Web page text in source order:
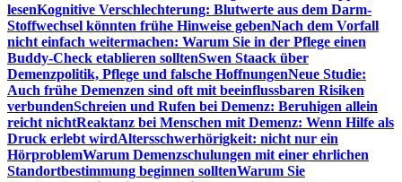
lesenKognitive Verschlechterung: Blutwerte aus dem Darm-
Stoffwechsel könnten frühe Hinweise gebenNach dem Vorfall
nicht einfach weitermachen: Warum Sie in der Pflege einen
Buddy-Check etablieren solltenSwen Staack über
Demenzpolitik, Pflege und falsche HoffnungenNeue Studie:
Auch frühe Demenzen sind oft mit beeinflussbaren Risiken
verbundenSchreien und Rufen bei Demenz: Beruhigen allein
reicht nichtReaktanz bei Menschen mit Demenz: Wenn Hilfe als
Druck erlebt wirdAltersschwerhörigkeit: nicht nur ein
HörproblemWarum Demenzschulungen mit einer ehrlichen
Standortbestimmung beginnen solltenWarum Sie